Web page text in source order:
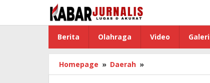
konten
Berita Olahraga Video Galeri
Homepage » Daerah »
Kemandirian